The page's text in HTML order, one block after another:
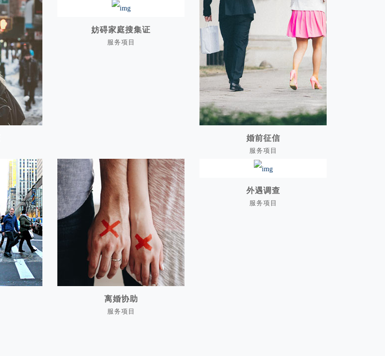
妨碍家庭搜集证
妨碍家庭搜集证
服务项目
婚前征信
婚前征信
服务项目
离婚协助
离婚协助
服务项目
外遇调查
外遇调查
服务项目